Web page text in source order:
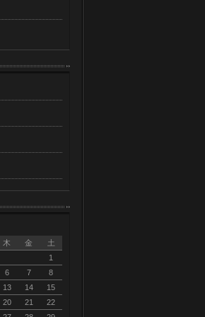
木 金
土
1
6 7
8
13 14
15
20 21
22